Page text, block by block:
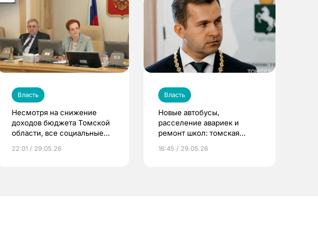
Власть
Несмотря на снижение
доходов бюджета Томской
области, все социальные
населением
22:01 / 29.05.26
Власть
Новые автобусы,
расселение авариек и
ремонт школ: томская
мэра за 2025 год
16:45 / 29.05.26